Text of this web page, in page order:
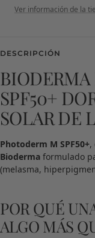
Ver información de la
DESCRIPCIÓN
SPF50+
SOLAR DE
Photoderm M SPF50+,
Bioderma formulado
(melasma,
POR QUÉ
ALGO MÁS